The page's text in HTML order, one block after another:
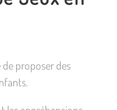
de proposer des